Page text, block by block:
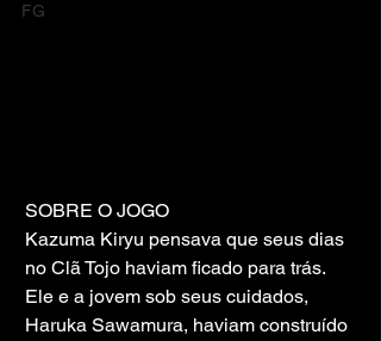
FG
SOBRE O JOGO
Kazuma Kiryu pensava que seus dias
no Clã Tojo haviam ficado para trás.
Ele e a jovem sob seus cuidados,
Haruka Sawamura, haviam construído